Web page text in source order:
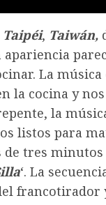
Taipéi, Taiwán,
apariencia
La
la cocina y
la
listos para
tres
‘. La
francotirador